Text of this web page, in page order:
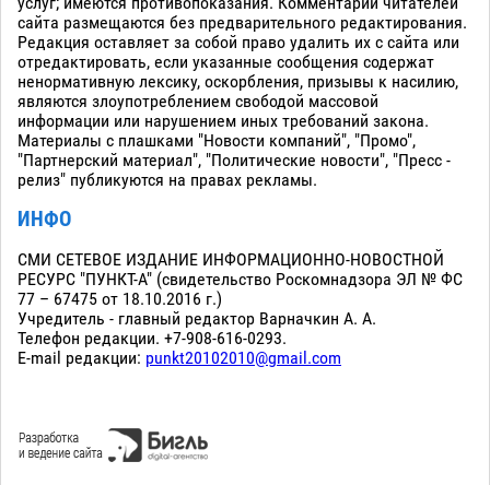
сайта размещаются без предварительного редактирования.
Редакция оставляет за собой право удалить их с сайта или
отредактировать, если указанные сообщения содержат
ненормативную лексику, оскорбления, призывы к насилию,
являются злоупотреблением свободой массовой
информации или нарушением иных требований закона.
Материалы с плашками "Новости компаний", "Промо",
"Партнерский материал", "Политические новости", "Пресс -
релиз" публикуются на правах рекламы.
ИНФО
СМИ СЕТЕВОЕ ИЗДАНИЕ ИНФОРМАЦИОННО-НОВОСТНОЙ
РЕСУРС "ПУНКТ-А" (свидетельство Роскомнадзора ЭЛ № ФС
77 – 67475 от 18.10.2016 г.)
Учредитель - главный редактор Варначкин А. А.
Телефон редакции. +7-908-616-0293.
E-mail редакции: punkt20102010@gmail.com